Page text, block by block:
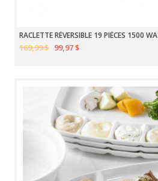
RACLETTE RÉVERSIBLE 19 PIÈCES 1500
169,99 $ 99,97 $